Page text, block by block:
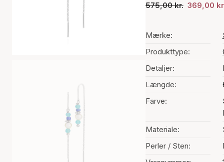
575,00 kr. 369,00
Mærke:
Produkttype:
Detaljer:
Længde:
Farve:
Materiale:
Perler / Sten: